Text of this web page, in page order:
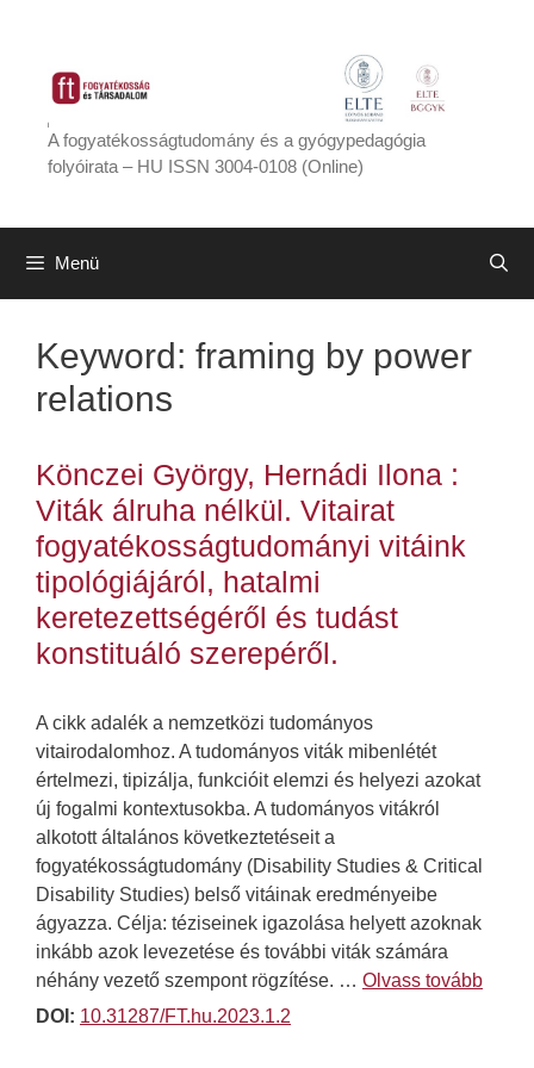
tartalomba
A fogyatékosságtudomány és a gyógypedagógia
folyóirata – HU ISSN 3004-0108 (Online)
Menü
Keyword: framing by power
relations
Könczei György, Hernádi Ilona :
Viták álruha nélkül. Vitairat
fogyatékosságtudományi vitáink
tipológiájáról, hatalmi
keretezettségéről és tudást
konstituáló szerepéről.
A cikk adalék a nemzetközi tudományos
vitairodalomhoz. A tudományos viták mibenlétét
értelmezi, tipizálja, funkcióit elemzi és helyezi azokat
új fogalmi kontextusokba. A tudományos vitákról
alkotott általános következtetéseit a
fogyatékosságtudomány (Disability Studies & Critical
Disability Studies) belső vitáinak eredményeibe
ágyazza. Célja: téziseinek igazolása helyett azoknak
inkább azok levezetése és további viták számára
néhány vezető szempont rögzítése. … Olvass tovább
DOI: 10.31287/FT.hu.2023.1.2